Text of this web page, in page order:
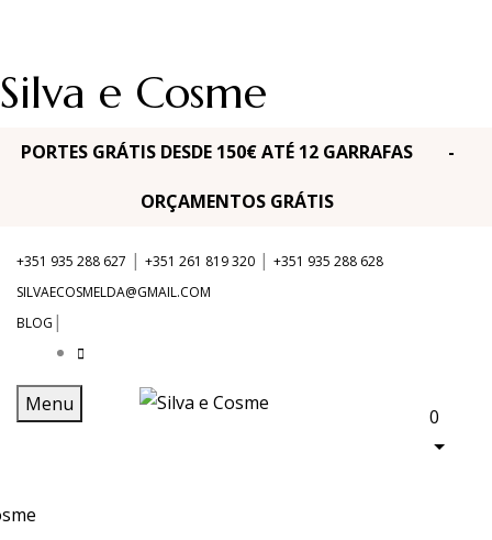
Silva e Cosme
PORTES GRÁTIS DESDE 150€ ATÉ 12 GARRAFAS -
ORÇAMENTOS GRÁTIS
+351 935 288 627 | +351 261 819 320 | +351 935 288 628
SILVAECOSMELDA@GMAIL.COM
BLOG |
Menu
0